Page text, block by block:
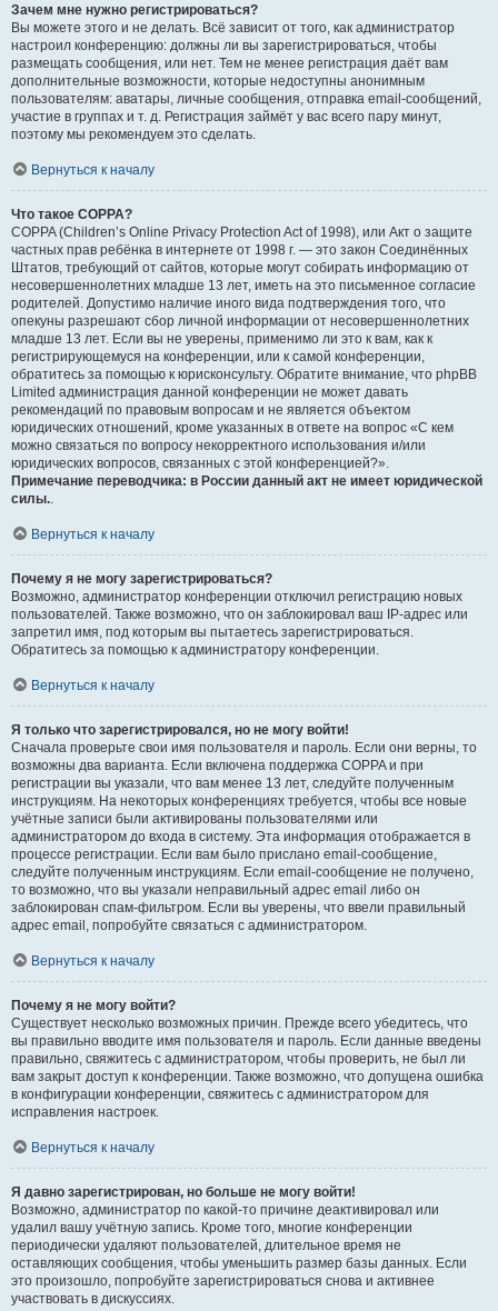
Зачем мне нужно регистрироваться?
Вы можете этого и не делать. Всё зависит от того, как администратор
настроил конференцию: должны ли вы зарегистрироваться, чтобы
размещать сообщения, или нет. Тем не менее регистрация даёт вам
дополнительные возможности, которые недоступны анонимным
пользователям: аватары, личные сообщения, отправка email-сообщений,
участие в группах и т. д. Регистрация займёт у вас всего пару минут,
поэтому мы рекомендуем это сделать.
Вернуться к началу
Что такое COPPA?
COPPA (Children’s Online Privacy Protection Act of 1998), или Акт о защите
частных прав ребёнка в интернете от 1998 г. — это закон Соединённых
Штатов, требующий от сайтов, которые могут собирать информацию от
несовершеннолетних младше 13 лет, иметь на это письменное согласие
родителей. Допустимо наличие иного вида подтверждения того, что
опекуны разрешают сбор личной информации от несовершеннолетних
младше 13 лет. Если вы не уверены, применимо ли это к вам, как к
регистрирующемуся на конференции, или к самой конференции,
обратитесь за помощью к юрисконсульту. Обратите внимание, что phpBB
Limited администрация данной конференции не может давать
рекомендаций по правовым вопросам и не является объектом
юридических отношений, кроме указанных в ответе на вопрос «С кем
можно связаться по вопросу некорректного использования и/или
юридических вопросов, связанных с этой конференцией?».
Примечание переводчика: в России данный акт не имеет юридической
силы.
Вернуться к началу
Почему я не могу зарегистрироваться?
Возможно, администратор конференции отключил регистрацию новых
пользователей. Также возможно, что он заблокировал ваш IP-адрес или
запретил имя, под которым вы пытаетесь зарегистрироваться.
Обратитесь за помощью к администратору конференции.
Вернуться к началу
Я только что зарегистрировался, но не могу войти!
Сначала проверьте свои имя пользователя и пароль. Если они верны, то
возможны два варианта. Если включена поддержка COPPA и при
регистрации вы указали, что вам менее 13 лет, следуйте полученным
инструкциям. На некоторых конференциях требуется, чтобы все новые
учётные записи были активированы пользователями или
администратором до входа в систему. Эта информация отображается в
процессе регистрации. Если вам было прислано email-сообщение,
следуйте полученным инструкциям. Если email-сообщение не получено,
то возможно, что вы указали неправильный адрес email либо он
заблокирован спам-фильтром. Если вы уверены, что ввели правильный
адрес email, попробуйте связаться с администратором.
Вернуться к началу
Почему я не могу войти?
Существует несколько возможных причин. Прежде всего убедитесь, что
вы правильно вводите имя пользователя и пароль. Если данные введены
правильно, свяжитесь с администратором, чтобы проверить, не был ли
вам закрыт доступ к конференции. Также возможно, что допущена ошибка
в конфигурации конференции, свяжитесь с администратором для
исправления настроек.
Вернуться к началу
Я давно зарегистрирован, но больше не могу войти!
Возможно, администратор по какой-то причине деактивировал или
удалил вашу учётную запись. Кроме того, многие конференции
периодически удаляют пользователей, длительное время не
оставляющих сообщения, чтобы уменьшить размер базы данных. Если
это произошло, попробуйте зарегистрироваться снова и активнее
участвовать в дискуссиях.